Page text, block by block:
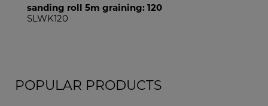
sanding roll 5m graining: 120
SLWK120
POPULAR PRODUCTS